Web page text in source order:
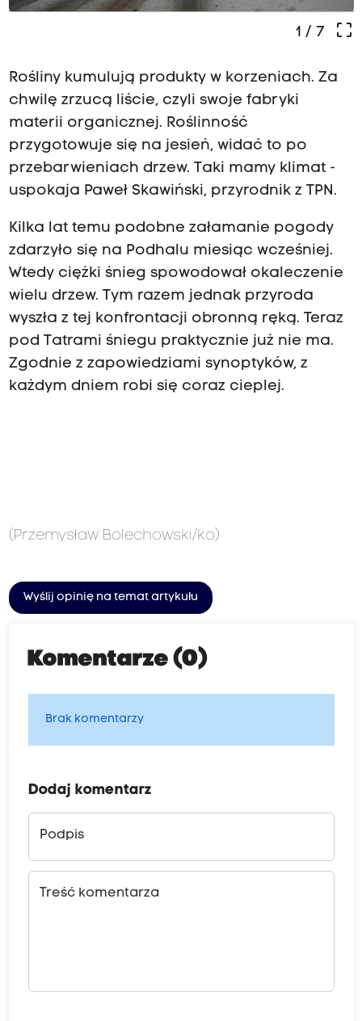
crop_free
1 / 7
Rośliny kumulują produkty w korzeniach. Za
chwilę zrzucą liście, czyli swoje fabryki
materii organicznej. Roślinność
przygotowuje się na jesień, widać to po
przebarwieniach drzew. Taki mamy klimat -
uspokaja Paweł Skawiński, przyrodnik z TPN.
Kilka lat temu podobne załamanie pogody
zdarzyło się na Podhalu miesiąc wcześniej.
Wtedy ciężki śnieg spowodował okaleczenie
wielu drzew. Tym razem jednak przyroda
wyszła z tej konfrontacji obronną ręką. Teraz
pod Tatrami śniegu praktycznie już nie ma.
Zgodnie z zapowiedziami synoptyków, z
każdym dniem robi się coraz cieplej.
(Przemysław Bolechowski/ko)
Wyślij opinię na temat artykułu
Komentarze (0)
Brak komentarzy
Dodaj komentarz
Podpis
Treść komentarza